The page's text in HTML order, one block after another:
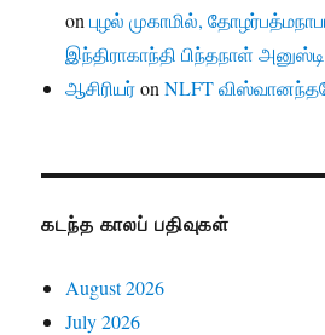
onபுழல் முகாமில்,
இந்திராகாந்தி பிந்தநாள்
ஆசிரியர்onNLFT
கடந்த காலப் பதிவுகள்
August 2026
July 2026